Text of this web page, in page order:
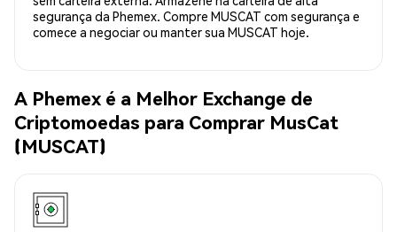
segurança da Phemex. Compre MUSCAT com segurança e
comece a negociar ou manter sua MUSCAT hoje.
A Phemex é a Melhor Exchange de
Criptomoedas para Comprar MusCat
(MUSCAT)